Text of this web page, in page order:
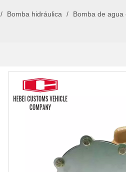
/ Bomba hidráulica /
Bomba de